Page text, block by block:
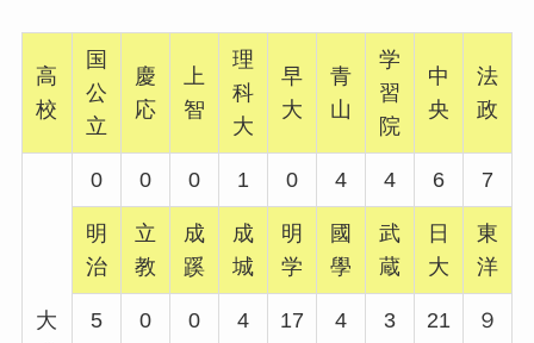
高
校
国
公
立
慶
応
上
智
理
科
大
早
大
青
山
学
習
院
中
央
法
政
大
0 0 0 1 0 4 4 6 7
明
治
立
教
成
蹊
成
城
明
学
國
學
武
蔵
日
大
東
洋
5 0 0 4 17 4 3 21 ９